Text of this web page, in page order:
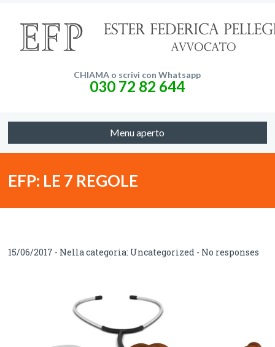
CHIAMA o scrivi con Whatsapp
030 72 82 644
Menu aperto
EFP: LE 7 REGOLE
15/06/2017 - Nella categoria: Uncategorized - No responses